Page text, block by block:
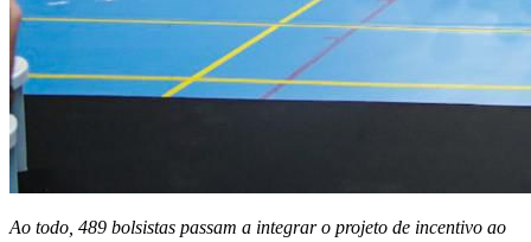
Ao todo, 489 bolsistas passam a integrar o projeto de incentivo ao